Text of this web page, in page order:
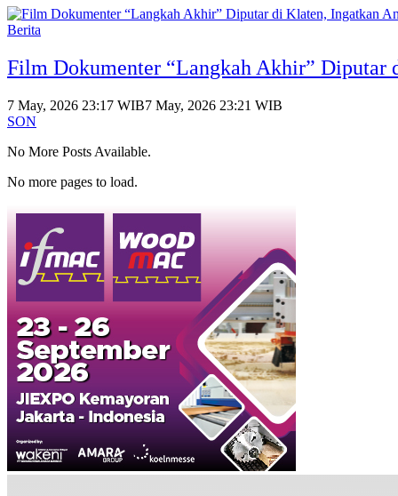
Berita
Film Dokumenter “Langkah Akhir” Diputar
7 May, 2026 23:17 WIB7 May, 2026 23:21 WIB
SON
No More Posts Available.
No more pages to load.